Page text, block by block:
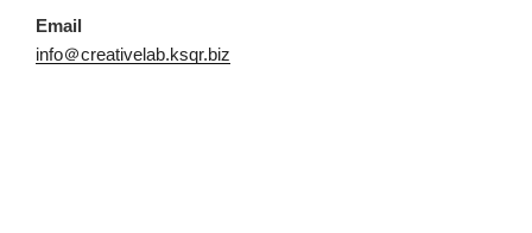
Email
info＠creativelab.ksqr.biz